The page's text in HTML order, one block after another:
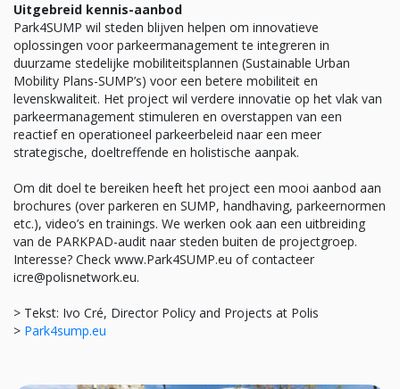
Uitgebreid kennis-aanbod
Park4SUMP wil steden blijven helpen om innovatieve
oplossingen voor parkeermanagement te integreren in
duurzame stedelijke mobiliteitsplannen (Sustainable Urban
Mobility Plans-SUMP’s) voor een betere mobiliteit en
levenskwaliteit. Het project wil verdere innovatie op het vlak van
parkeermanagement stimuleren en overstappen van een
reactief en operationeel parkeerbeleid naar een meer
strategische, doeltreffende en holistische aanpak.
Om dit doel te bereiken heeft het project een mooi aanbod aan
brochures (over parkeren en SUMP, handhaving, parkeernormen
etc.), video’s en trainings. We werken ook aan een uitbreiding
van de PARKPAD-audit naar steden buiten de projectgroep.
Interesse? Check www.Park4SUMP.eu of contacteer
icre@polisnetwork.eu.
> Tekst: Ivo Cré, Director Policy and Projects at Polis
> Park4sump.eu